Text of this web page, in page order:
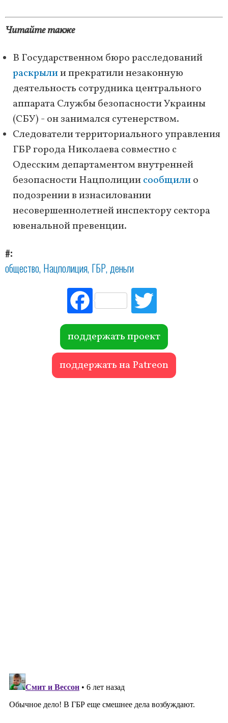
Читайте также
В Государственном бюро расследований
раскрылии прекратили незаконную
деятельность сотрудника центрального
аппарата Службы безопасности Украины
(СБУ) - он занимался сутенерством.
Следователи территориального управления
ГБР города Николаева совместно с
Одесским департаментом внутренней
безопасности Нацполициисообщилио
подозрении в изнасиловании
несовершеннолетней инспектору сектора
ювенальной превенции.
#
общество Нацполиция ГБР деньги
Fac
ebo
ok r
поддержать проект
поддержать на Patreon